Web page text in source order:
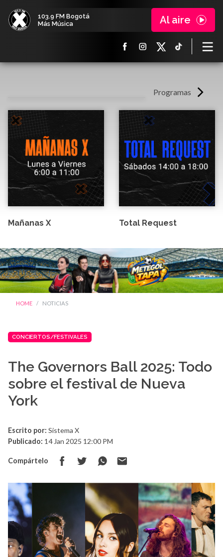
103.9 FM Bogotá
Más Música
Al aire
Programas
Mañanas X Total Request
HOME NOTICIAS
CONCIERTOS/FESTIVALES
The Governors Ball 2025: Todo
sobre el festival de Nueva
York
Escrito por: Sistema X
Publicado: 14 Jan 2025 12:00 PM
Compártelo